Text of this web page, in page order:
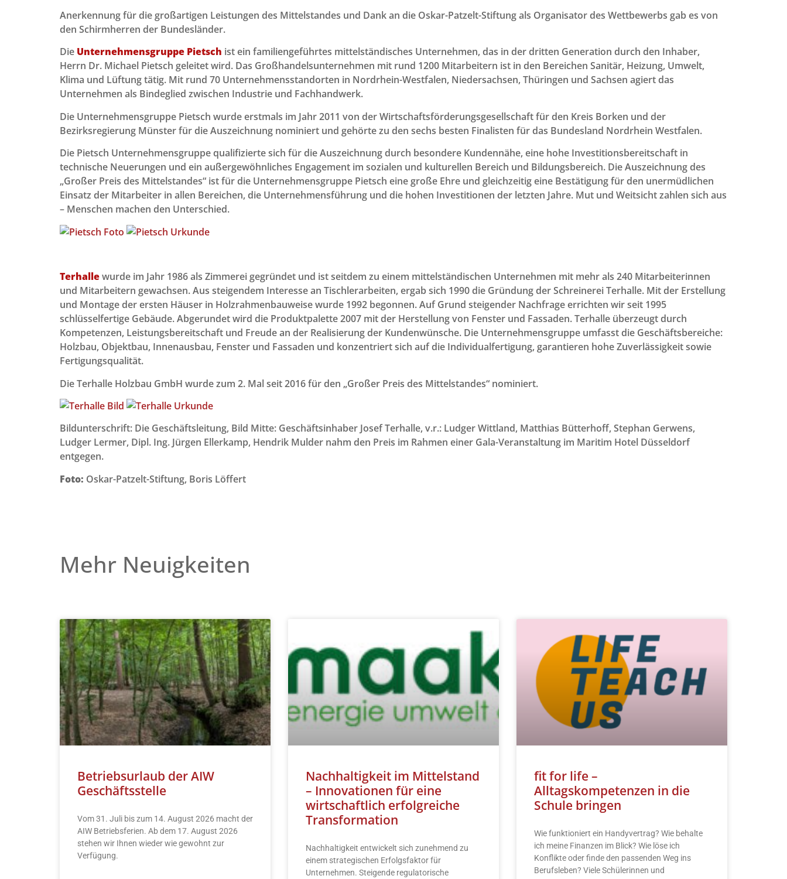
Anerkennung für die großartigen Leistungen des Mittelstandes und Dank an die Oskar-Patzelt-Stiftung als Organisator des Wettbewerbs gab es von
den Schirmherren der Bundesländer.
Die Unternehmensgruppe Pietsch ist ein familiengeführtes mittelständisches Unternehmen, das in der dritten Generation durch den Inhaber,
Herrn Dr. Michael Pietsch geleitet wird. Das Großhandelsunternehmen mit rund 1200 Mitarbeitern ist in den Bereichen Sanitär, Heizung, Umwelt,
Klima und Lüftung tätig. Mit rund 70 Unternehmensstandorten in Nordrhein-Westfalen, Niedersachsen, Thüringen und Sachsen agiert das
Unternehmen als Bindeglied zwischen Industrie und Fachhandwerk.
Die Unternehmensgruppe Pietsch wurde erstmals im Jahr 2011 von der Wirtschaftsförderungsgesellschaft für den Kreis Borken und der
Bezirksregierung Münster für die Auszeichnung nominiert und gehörte zu den sechs besten Finalisten für das Bundesland Nordrhein Westfalen.
Die Pietsch Unternehmensgruppe qualifizierte sich für die Auszeichnung durch besondere Kundennähe, eine hohe Investitionsbereitschaft in
technische Neuerungen und ein außergewöhnliches Engagement im sozialen und kulturellen Bereich und Bildungsbereich. Die Auszeichnung des
„Großer Preis des Mittelstandes“ ist für die Unternehmensgruppe Pietsch eine große Ehre und gleichzeitig eine Bestätigung für den unermüdlichen
Einsatz der Mitarbeiter in allen Bereichen, die Unternehmensführung und die hohen Investitionen der letzten Jahre. Mut und Weitsicht zahlen sich aus
– Menschen machen den Unterschied.
Terhallewurde im Jahr 1986 als Zimmerei gegründet und ist seitdem zu einem mittelständischen Unternehmen mit mehr als 240 Mitarbeiterinnen
und Mitarbeitern gewachsen. Aus steigendem Interesse an Tischlerarbeiten, ergab sich 1990 die Gründung der Schreinerei Terhalle. Mit der Erstellung
und Montage der ersten Häuser in Holzrahmenbauweise wurde 1992 begonnen. Auf Grund steigender Nachfrage errichten wir seit 1995
schlüsselfertige Gebäude. Abgerundet wird die Produktpalette 2007 mit der Herstellung von Fenster und Fassaden. Terhalle überzeugt durch
Kompetenzen, Leistungsbereitschaft und Freude an der Realisierung der Kundenwünsche. Die Unternehmensgruppe umfasst die Geschäftsbereiche:
Holzbau, Objektbau, Innenausbau, Fenster und Fassaden und konzentriert sich auf die Individualfertigung, garantieren hohe Zuverlässigkeit sowie
Fertigungsqualität.
Die Terhalle Holzbau GmbH wurde zum 2. Mal seit 2016 für den „Großer Preis des Mittelstandes“ nominiert.
Bildunterschrift: Die Geschäftsleitung, Bild Mitte: Geschäftsinhaber Josef Terhalle, v.r.: Ludger Wittland, Matthias Bütterhoff, Stephan Gerwens,
Ludger Lermer, Dipl. Ing. Jürgen Ellerkamp, Hendrik Mulder nahm den Preis im Rahmen einer Gala-Veranstaltung im Maritim Hotel Düsseldorf
entgegen.
Foto: Oskar-Patzelt-Stiftung, Boris Löffert
Mehr Neuigkeiten
Betriebsurlaub der AIW
Geschäftsstelle
Vom 31. Juli bis zum 14. August 2026 macht der
AIW Betriebsferien. Ab dem 17. August 2026
stehen wir Ihnen wieder wie gewohnt zur
Verfügung.
Nachhaltigkeit im Mittelstand
– Innovationen für eine
wirtschaftlich erfolgreiche
Transformation
Nachhaltigkeit entwickelt sich zunehmend zu
einem strategischen Erfolgsfaktor für
Unternehmen. Steigende regulatorische
fit for life –
Alltagskompetenzen in die
Schule bringen
Wie funktioniert ein Handyvertrag? Wie behalte
ich meine Finanzen im Blick? Wie löse ich
Konflikte oder finde den passenden Weg ins
Berufsleben? Viele Schülerinnen und